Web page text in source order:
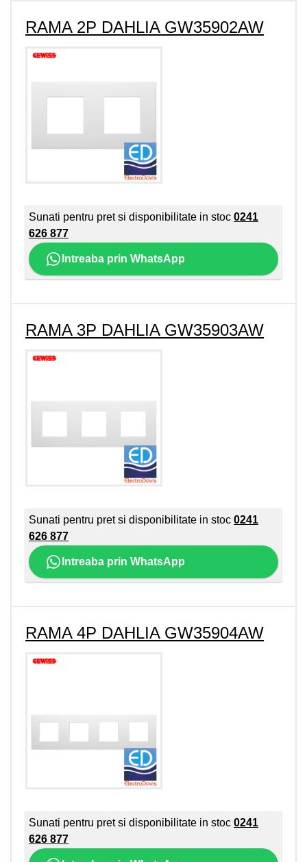
RAMA 2P DAHLIA GW35902AW
Sunati pentru pret si disponibilitate in stoc 0241
626 877
Intreaba prin WhatsApp
RAMA 3P DAHLIA GW35903AW
Sunati pentru pret si disponibilitate in stoc 0241
626 877
Intreaba prin WhatsApp
RAMA 4P DAHLIA GW35904AW
Sunati pentru pret si disponibilitate in stoc 0241
626 877